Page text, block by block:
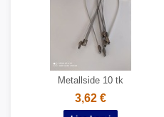
Metallside 10 tk
3,62 €